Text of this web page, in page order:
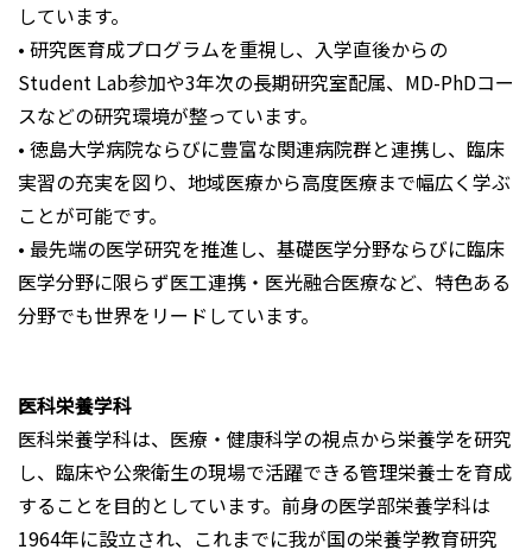
しています。
• 研究医育成プログラムを重視し、入学直後からの
Student Lab参加や3年次の長期研究室配属、MD-PhDコー
スなどの研究環境が整っています。
• 徳島大学病院ならびに豊富な関連病院群と連携し、臨床
実習の充実を図り、地域医療から高度医療まで幅広く学ぶ
ことが可能です。
• 最先端の医学研究を推進し、基礎医学分野ならびに臨床
医学分野に限らず医工連携・医光融合医療など、特色ある
分野でも世界をリードしています。
医科栄養学科
医科栄養学科は、医療・健康科学の視点から栄養学を研究
し、臨床や公衆衛生の現場で活躍できる管理栄養士を育成
することを目的としています。前身の医学部栄養学科は
1964年に設立され、これまでに我が国の栄養学教育研究